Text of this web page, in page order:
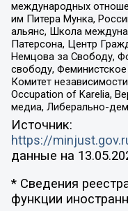
международных
им Питера Мунка,
альянс, Школа
Патерсона, Центр
Немцова за Свободу,
свободу,
Комитет
Occupation of Karelia,
медиа, Либерально-
Источник:
https://
данные на
* Сведения
функции